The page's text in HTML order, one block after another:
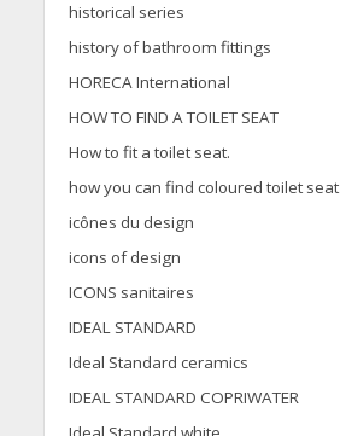
historical series
history of bathroom fittings
HORECA International
HOW TO FIND A TOILET SEAT
How to fit a toilet seat.
how you can find coloured toilet seat
icônes du design
icons of design
ICONS sanitaires
IDEAL STANDARD
Ideal Standard ceramics
IDEAL STANDARD COPRIWATER